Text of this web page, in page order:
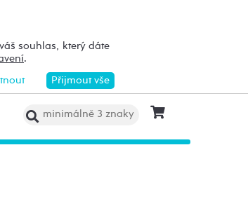
souhlas, který dáte
.
Přijmout vše